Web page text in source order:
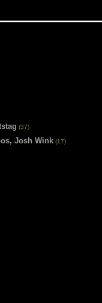
(37)
Josh Wink(17)